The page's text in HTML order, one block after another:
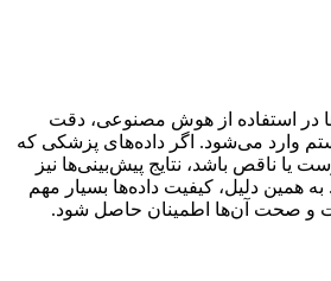
در استفاده از هوش مصنوعی، دقت
وارد می‌شود. اگر داده‌های پزشکی که
یا ناقص باشد، نتایج پیش‌بینی‌ها نیز
همین دلیل، کیفیت داده‌ها بسیار مهم
و صحت آن‌ها اطمینان حاصل شود.